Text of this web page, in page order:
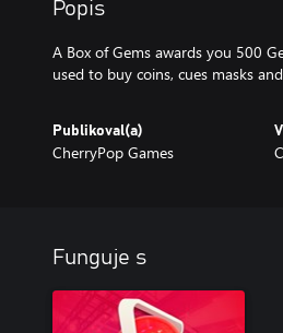
Popis
A Box of Gems awards you 500
used to buy coins, cues masks
Publikoval(a)
CherryPop Games
Funguje s